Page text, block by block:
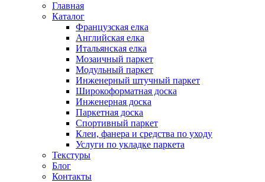
Главная
Каталог
Французская елка
Английская елка
Итальянская елка
Мозаичный паркет
Модульный паркет
Инженерный штучный паркет
Широкоформатная доска
Инженерная доска
Паркетная доска
Спортивный паркет
Клеи, фанера и средства по уходу
Услуги по укладке паркета
Текстуры
Блог
Контакты